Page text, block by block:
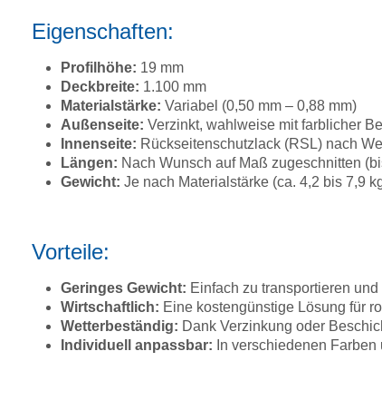
Eigenschaften:
Profilhöhe: 19 mm
Deckbreite: 1.100 mm
Materialstärke: Variabel (0,50 mm – 0,88 mm)
Außenseite: Verzinkt, wahlweise mit farblicher
Innenseite: Rückseitenschutzlack (RSL) nach
Längen: Nach Wunsch auf Maß zugeschnitten
Gewicht: Je nach Materialstärke (ca. 4,2 bis 7,9
Vorteile:
Geringes Gewicht: Einfach zu transportieren
Wirtschaftlich: Eine kostengünstige Lösung für
Wetterbeständig: Dank Verzinkung oder
Individuell anpassbar: In verschiedenen